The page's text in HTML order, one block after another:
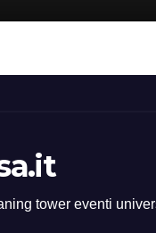
tower eventi